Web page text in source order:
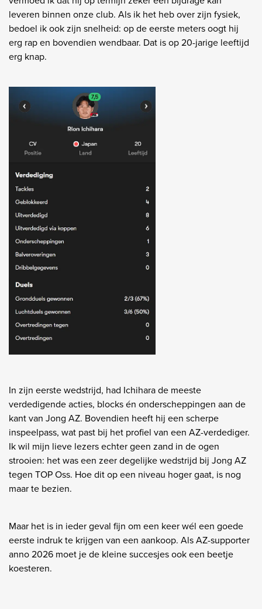
leveren binnen onze club. Als ik het heb over zijn fysiek,
bedoel ik ook zijn snelheid: op de eerste meters oogt hij
erg rap en bovendien wendbaar. Dat is op 20-jarige leeftijd
erg knap.
In zijn eerste wedstrijd, had Ichihara de meeste
verdedigende acties, blocks én onderscheppingen aan de
kant van Jong AZ. Bovendien heeft hij een scherpe
inspeelpass, wat past bij het profiel van een AZ-verdediger.
Ik wil mijn lieve lezers echter geen zand in de ogen
strooien: het was een zeer degelijke wedstrijd bij Jong AZ
tegen TOP Oss. Hoe dit op een niveau hoger gaat, is nog
maar te bezien.
Maar het is in ieder geval fijn om een keer wél een goede
eerste indruk te krijgen van een aankoop. Als AZ-supporter
anno 2026 moet je de kleine succesjes ook een beetje
koesteren.